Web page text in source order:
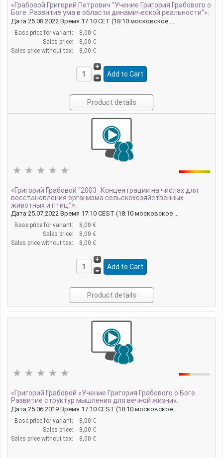
«Грабовой Григорий Петрович “Учение Григория Грабового о
Боге. Развитие ума в области динамической реальности”».
Дата 25.08.2022 Время 17:10 CET (18:10 московское ...
Base price for variant:
8,00 €
Sales price:
8,00 €
Sales price without tax:
8,00 €
Product details
«Григорий Грабовой “2003_Концентрации на числах для
восстановления организма сельскохозяйственных
животных и птиц.”».
Дата 25.07.2022 Время 17:10 CEST (18:10 московское ...
Base price for variant:
8,00 €
Sales price:
8,00 €
Sales price without tax:
8,00 €
Product details
«Григорий Грабовой «Учение Григория Грабового о Боге.
Развитие структур мышления для вечной жизни».
Дата 25.06.2019 Время 17:10 CEST (18:10 московское ...
Base price for variant:
8,00 €
Sales price:
8,00 €
Sales price without tax:
8,00 €